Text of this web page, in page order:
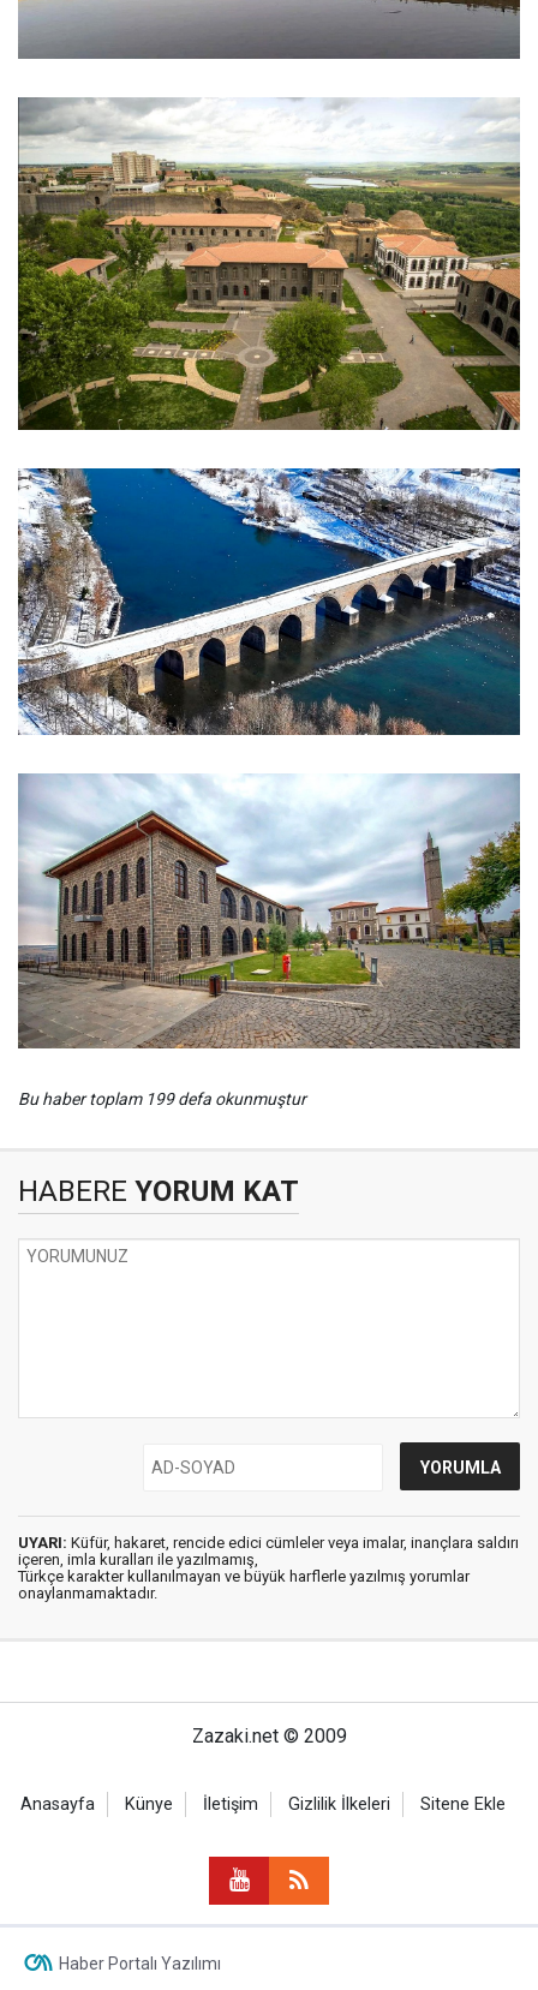
Bu haber toplam 199 defa okunmuştur
HABERE YORUM KAT
UYARI: Küfür, hakaret, rencide edici cümleler veya imalar, inançlara saldırı
içeren, imla kuralları ile yazılmamış,
Türkçe karakter kullanılmayan ve büyük harflerle yazılmış yorumlar
onaylanmamaktadır.
Zazaki.net © 2009
Anasayfa Künye İletişim Gizlilik İlkeleri Sitene Ekle
Haber Portalı Yazılımı